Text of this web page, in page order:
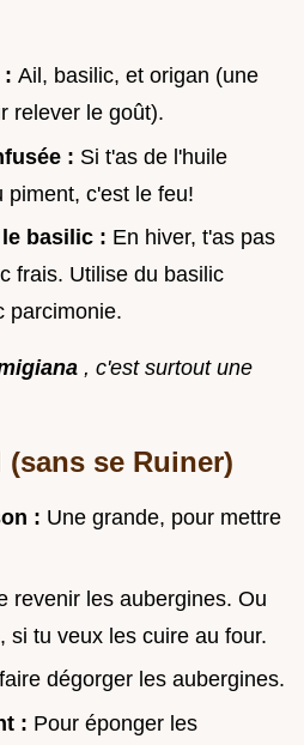
: Ail, basilic, et origan (une
relever le goût).
: Si t'as de l'huile
piment, c'est le feu!
basilic : En hiver, t'as pas
frais. Utilise du basilic
parcimonie.
, c'est surtout une
se Ruiner)
: Une grande, pour mettre
revenir les aubergines. Ou
si tu veux les cuire au four.
dégorger les aubergines.
: Pour éponger les